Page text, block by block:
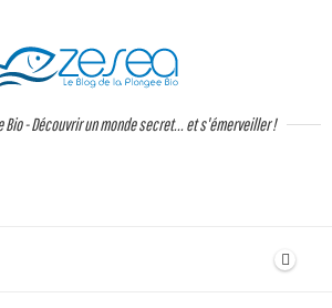
Bio - Découvrir un monde secret... et s'émerveiller !